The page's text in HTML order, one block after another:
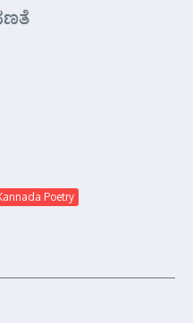
Poetry